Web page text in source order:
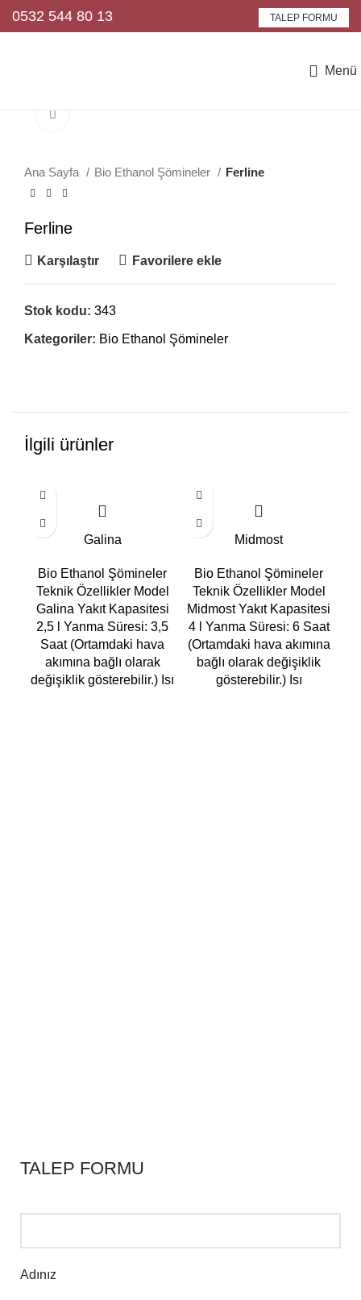
0532 544 80 13 TALEP FORMU
Menü
Ana Sayfa Bio Ethanol Şömineler Ferline
Ferline
Karşılaştır Favorilere ekle
Stok kodu: 343
Kategoriler: Bio Ethanol Şömineler
İlgili ürünler
Galina
Bio Ethanol Şömineler
Teknik Özellikler Model
Galina Yakıt Kapasitesi
2,5 l Yanma Süresi: 3,5
Saat (Ortamdaki hava
akımına bağlı olarak
değişiklik gösterebilir.) Isı
Midmost
Bio Ethanol Şömineler
Teknik Özellikler Model
Midmost Yakıt Kapasitesi
4 l Yanma Süresi: 6 Saat
(Ortamdaki hava akımına
bağlı olarak değişiklik
gösterebilir.) Isı
TALEP FORMU
Adınız